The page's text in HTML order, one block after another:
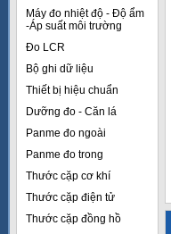
Máy đo nhiệt độ - Độ ẩm
-Áp suất môi trường
Đo LCR
Bộ ghi dữ liệu
Thiết bị hiệu chuẩn
Dưỡng đo - Căn lá
Panme đo ngoài
Panme đo trong
Thước cặp cơ khí
Thước cặp điện tử
Thước cặp đồng hồ